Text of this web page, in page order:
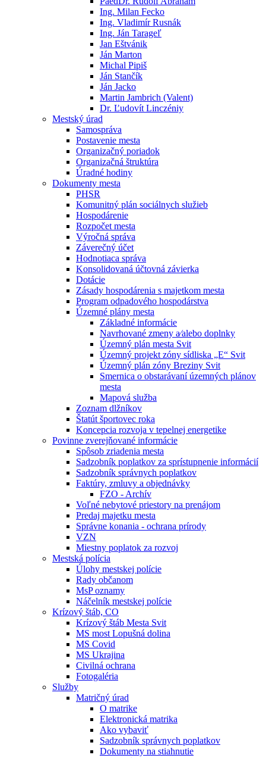
Ing. Milan Fecko
Ing. Vladimír Rusnák
Ing. Ján Tarageľ
Jan Eštvánik
Ján Marton
Michal Pipiš
Ján Stančík
Ján Jacko
Martin Jambrich (Valent)
Dr. Ľudovít Linczéniy
Mestský úrad
Samospráva
Postavenie mesta
Organizačný poriadok
Organizačná štruktúra
Úradné hodiny
Dokumenty mesta
PHSR
Komunitný plán sociálnych služieb
Hospodárenie
Rozpočet mesta
Výročná správa
Záverečný účet
Hodnotiaca správa
Konsolidovaná účtovná závierka
Dotácie
Zásady hospodárenia s majetkom mesta
Program odpadového hospodárstva
Územné plány mesta
Základné informácie
Navrhované zmeny a⁄alebo doplnky
Územný plán mesta Svit
Územný projekt zóny sídliska „E“ Svit
Územný plán zóny Breziny Svit
Smernica o obstarávaní územných plánov
mesta
Mapová služba
Zoznam dlžníkov
Štatút športovec roka
Koncepcia rozvoja v tepelnej energetike
Povinne zverejňované informácie
Spôsob zriadenia mesta
Sadzobník poplatkov za sprístupnenie informácií
Sadzobník správnych poplatkov
Faktúry, zmluvy a objednávky
FZO - Archív
Voľné nebytové priestory na prenájom
Predaj majetku mesta
Správne konania - ochrana prírody
VZN
Miestny poplatok za rozvoj
Mestská polícia
Úlohy mestskej polície
Rady občanom
MsP oznamy
Náčelník mestskej polície
Krízový štáb, CO
Krízový štáb Mesta Svit
MS most Lopušná dolina
MS Covid
MS Ukrajina
Civilná ochrana
Fotogaléria
Služby
Matričný úrad
O matrike
Elektronická matrika
Ako vybaviť
Sadzobník správnych poplatkov
Dokumenty na stiahnutie